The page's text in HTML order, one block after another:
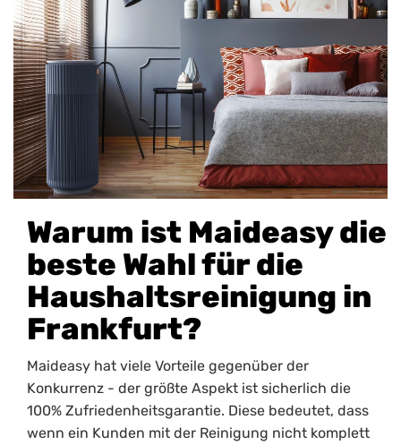
Warum ist Maideasy die
beste Wahl für die
Haushaltsreinigung in
Frankfurt?
Maideasy hat viele Vorteile gegenüber der
Konkurrenz - der größte Aspekt ist sicherlich die
100% Zufriedenheitsgarantie. Diese bedeutet, dass
wenn ein Kunden mit der Reinigung nicht komplett